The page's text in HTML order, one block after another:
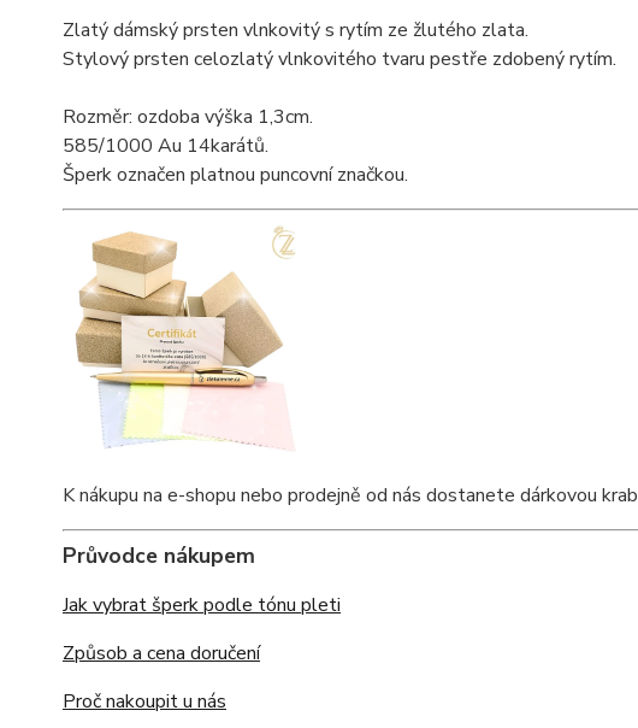
Zlatý dámský prsten vlnkovitý s rytím ze žlutého zlata.
Stylový prsten celozlatý vlnkovitého tvaru pestře zdobený rytím.
Rozměr: ozdoba výška 1,3cm.
585/1000 Au 14karátů.
Šperk označen platnou puncovní značkou.
K nákupu na e-shopu nebo prodejně od nás dostanete dárkovou
Průvodce nákupem
Jak vybrat šperk podle tónu pleti
Způsob a cena doručení
Proč nakoupit u nás